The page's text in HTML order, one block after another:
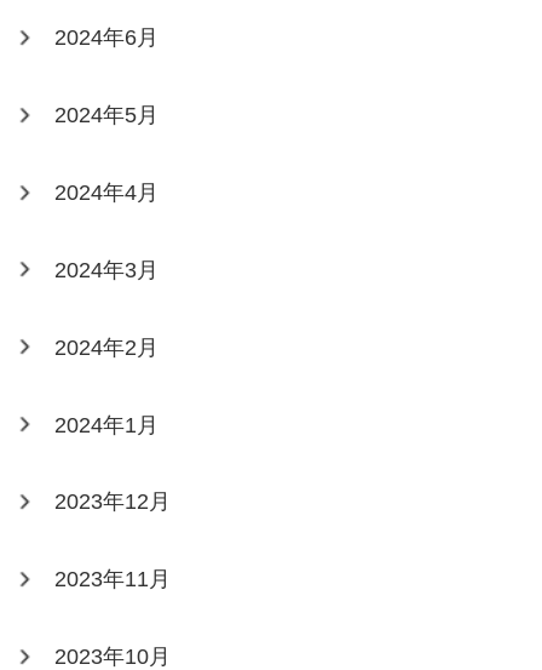
2024年6月
2024年5月
2024年4月
2024年3月
2024年2月
2024年1月
2023年12月
2023年11月
2023年10月